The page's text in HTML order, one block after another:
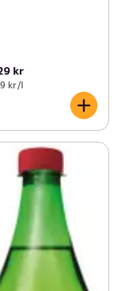
kr
kr /l